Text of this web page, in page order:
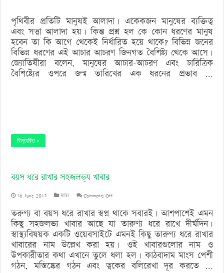
?
পৃথিবীর প্রতিটি মানুষই আলাদা। একেকজন মানুষের ব্যক্তিত্ব
এবং সত্ত্বা আলাদা হয়। কিন্তু প্রশ্ন হল কে কোন ধরণের মানুষ
হবেন তা কি আগে থেকেই নির্ধারিত হয়ে থাকে? বিভিন্ন জনের
বিভিন্ন ধরণের এই আচার আচরণ জিনগত বৈশিষ্ট্য থেকে আসে।
জ্যোতিষীরা বলেন, মানুষের আচার-আচরণ এবং চারিত্রিক
বৈশিষ্ট্যের ওপরে জন্ম তারিখের এক ধরনের প্রভাব …
বিস্তারিত »
বয়স ধরে রাখার সহজলভ্য খাবার
16 June 2015 স্বাস্থ্য Comments Offon
বয়স
ধরে
রাখার
সহজলভ্য
খাবার
তরুণ্য বা বয়স ধরে রাখার স্বপ্ন থাকে সবারই। আশপাশেই এমন
কিছু সহজলভ্য খাবার আছে যা তারুণ্য ধরে রাখে দীর্ঘদিন।
স্বাস্থ্যবিষয়ক একটি ওয়েবসাইটে এমনই কিছু তারুণ্য ধরে রাখার
খাবারের নাম উল্লেখ করা হয়। ওই খাবারগুলোর নাম ও
উপকারীতার কথা এখানে তুলে ধলা হল। কাঠবাদাম মাংস পেশী
গঠন, মস্তিষ্কের গঠন এবং ত্বকের বলিরেখা দূর করতে …